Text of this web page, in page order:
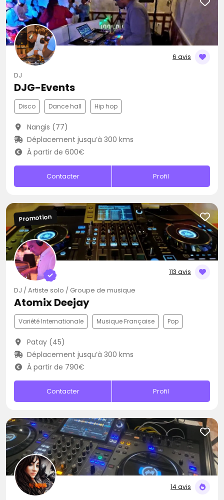
6 avis
DJ
DJG-Events
Disco Dance hall Hip hop
Nangis (77)
Déplacement jusqu’à 300 kms
À partir de 600€
Contacter Profil
113 avis
Promotion
DJ / Artiste solo / Groupe de musique
Atomix Deejay
Variété Internationale Musique Française Pop
Patay (45)
Déplacement jusqu’à 300 kms
À partir de 790€
Contacter Profil
14 avis